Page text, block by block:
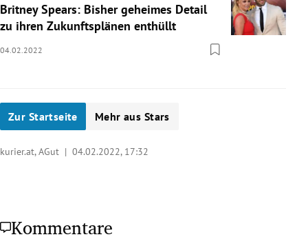
Britney Spears: Bisher geheimes Detail
zu ihren Zukunftsplänen enthüllt
04.02.2022
Zur Startseite Mehr aus Stars
kurier.at, AGut | 04.02.2022, 17:32
Kommentare